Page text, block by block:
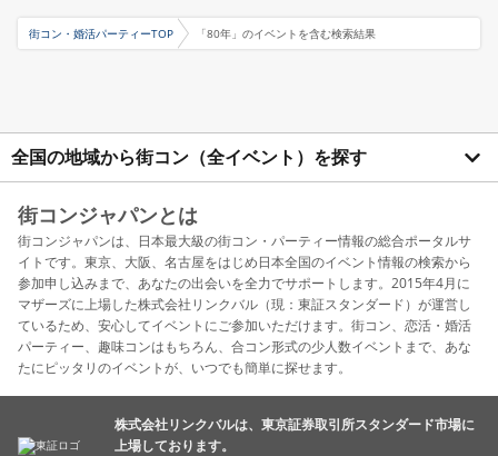
街コン・婚活パーティーTOP 「80年」のイベントを含む検索結果
全国の地域から街コン（全イベント）を探す
街コンジャパンとは
街コンジャパンは、日本最大級の街コン・パーティー情報の総合ポータルサ
イトです。東京、大阪、名古屋をはじめ日本全国のイベント情報の検索から
参加申し込みまで、あなたの出会いを全力でサポートします。2015年4月に
マザーズに上場した株式会社リンクバル（現：東証スタンダード）が運営し
ているため、安心してイベントにご参加いただけます。街コン、恋活・婚活
パーティー、趣味コンはもちろん、合コン形式の少人数イベントまで、あな
たにピッタリのイベントが、いつでも簡単に探せます。
株式会社リンクバルは、東京証券取引所スタンダード市場に
上場しております。